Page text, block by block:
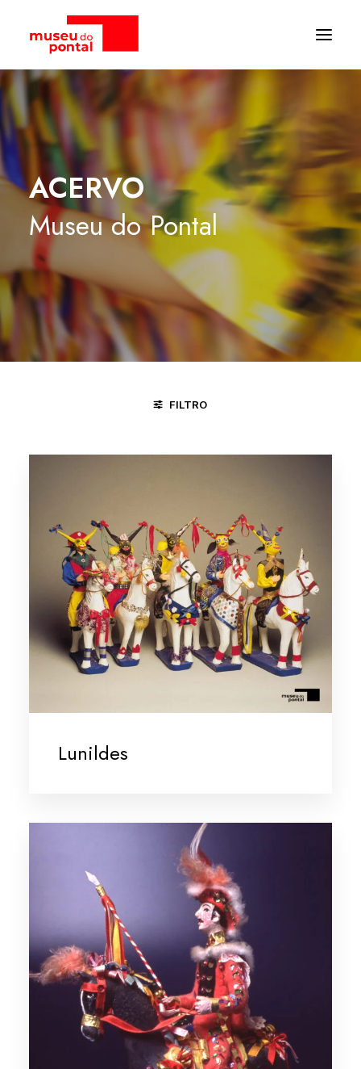
ACERVO
Museu do Pontal
FILTRO
Lunildes